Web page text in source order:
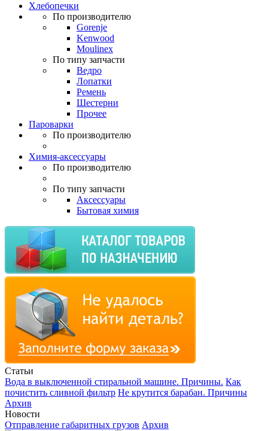
Хлебопечки
По производителю
Gorenje
Kenwood
Moulinex
По типу запчасти
Ведро
Лопатки
Ремень
Шестерни
Прочее
Пароварки
По производителю
Химия-аксессуары
По производителю
По типу запчасти
Аксессуары
Бытовая химия
Статьи
Вода в выключенной стиральной машине. Причины. Как
почистить сливной фильтр Не крутится барабан. Причины
Архив
Новости
Отправление габаритных грузов Архив